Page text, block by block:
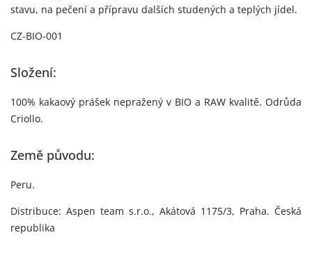
stavu, na pečení a přípravu dalších studených a teplých jídel.
CZ-BIO-001
Složení:
100% kakaový prášek nepražený v BIO a RAW kvalitě. Odrůda
Criollo.
Země původu:
Peru.
Distribuce: Aspen team s.r.o., Akátová 1175/3, Praha. Česká
republika